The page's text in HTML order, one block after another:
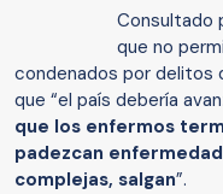
Consultado
que no
condenados por delitos
que “el país debería
que los enfermos
padezcan
complejas, salgan”.